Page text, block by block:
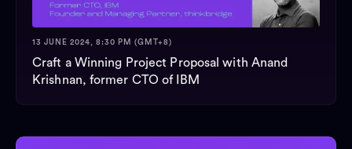
13 JUNE 2024, 8:30 PM (GMT+8)
Craft a Winning Project Proposal with Anand
Krishnan, former CTO of IBM